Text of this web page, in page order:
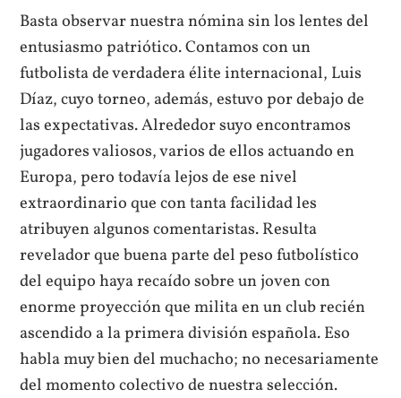
Basta observar nuestra nómina sin los lentes del
entusiasmo patriótico. Contamos con un
futbolista de verdadera élite internacional, Luis
Díaz, cuyo torneo, además, estuvo por debajo de
las expectativas. Alrededor suyo encontramos
jugadores valiosos, varios de ellos actuando en
Europa, pero todavía lejos de ese nivel
extraordinario que con tanta facilidad les
atribuyen algunos comentaristas. Resulta
revelador que buena parte del peso futbolístico
del equipo haya recaído sobre un joven con
enorme proyección que milita en un club recién
ascendido a la primera división española. Eso
habla muy bien del muchacho; no necesariamente
del momento colectivo de nuestra selección.